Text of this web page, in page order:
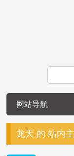
网站导航
龙天 的 站内